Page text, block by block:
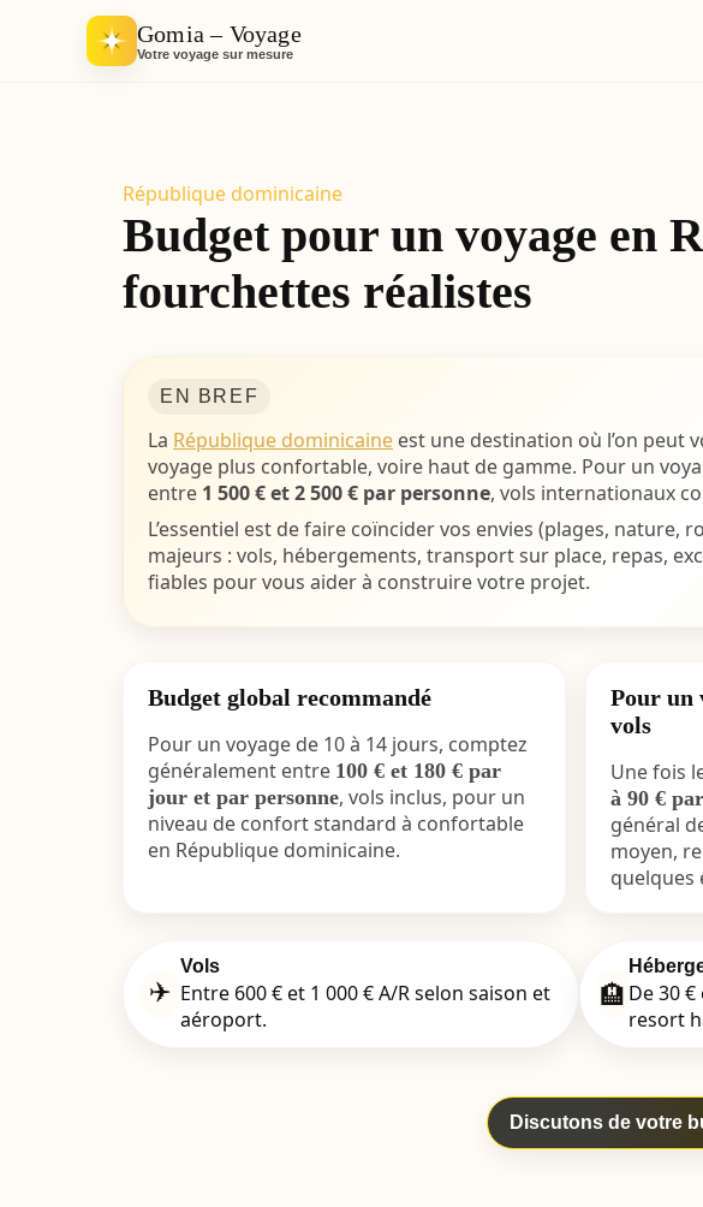
Gomia – Voyage
Votre voyage sur mesure
République dominicaine
Budget pour un voyage en
fourchettes réalistes
EN BREF
La République dominicaine est une destination où l’on peut
voyage plus confortable, voire haut de gamme. Pour un
entre 1 500 € et 2 500 € par personne, vols internationaux
L’essentiel est de faire coïncider vos envies (plages, nature,
majeurs : vols, hébergements, transport sur place, repas,
fiables pour vous aider à construire votre projet.
Budget global recommandé
Pour un voyage de 10 à 14 jours, comptez
généralement entre 100 € et 180 € par
jour et par personne, vols inclus, pour un
niveau de confort standard à confortable
en République dominicaine.
Pour un
vols
Une fois
à 90 €
général
moyen,
quelques
✈️
Vols
Entre 600 € et 1 000 € A/R selon saison et
aéroport.
🏨 De 30
resort
Discutons de votre